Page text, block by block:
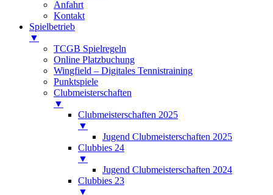
Anfahrt
Kontakt
Spielbetrieb
▼
TCGB Spielregeln
Online Platzbuchung
Wingfield – Digitales Tennistraining
Punktspiele
Clubmeisterschaften
▼
Clubmeisterschaften 2025
▼
Jugend Clubmeisterschaften 2025
Clubbies 24
▼
Jugend Clubmeisterschaften 2024
Clubbies 23
▼